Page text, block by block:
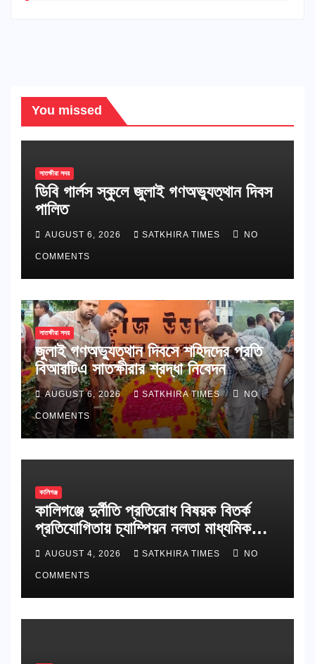
You missed
সাতক্ষীরা সদর
ডিবি গার্লস স্কুলে জুলাই গণঅভ্যুত্থান দিবস
পালিত
AUGUST 6, 2026 SATKHIRA TIMES NO
COMMENTS
সাতক্ষীরা সদর
জুলাই গণঅভ্যুত্থান দিবসে শহিদদের প্রতি
বিআরটিএ সাতক্ষীরার শ্রদ্ধা নিবেদন
AUGUST 6, 2026 SATKHIRA TIMES NO
COMMENTS
কালিগঞ্জ
কালিগঞ্জে দুর্নীতি প্রতিরোধ বিষয়ক বিতর্ক
প্রতিযোগিতায় চ্যাম্পিয়ন নলতা মাধ্যমিক
বিদ্যালয়
AUGUST 4, 2026 SATKHIRA TIMES NO
COMMENTS